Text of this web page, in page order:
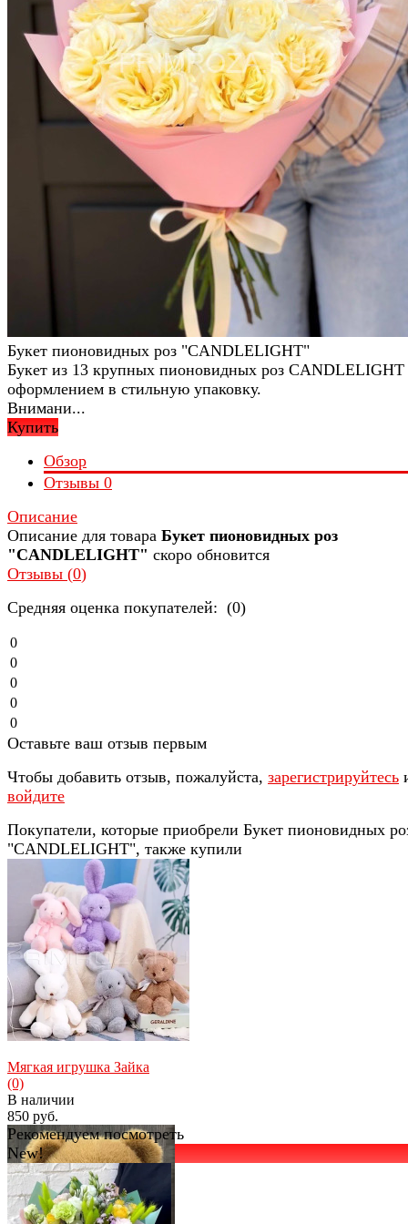
Букет пионовидных роз "CANDLELIGHT"
Букет из 13 крупных пионовидных роз CANDLELIGHT
оформлением в стильную упаковку.
Внимани...
Купить
Обзор
Отзывы 0
Описание
Описание для товара Букет пионовидных роз
"CANDLELIGHT" скоро обновится
Отзывы (0)
Средняя оценка покупателей: (0)
0
0
0
0
0
Оставьте ваш отзыв первым
Чтобы добавить отзыв, пожалуйста, зарегистрируйтесь
войдите
Покупатели, которые приобрели Букет пионовидных
"CANDLELIGHT", также купили
Мягкая игрушка Зайка
(0)
В наличии
850 руб.
Рекомендуем посмотреть
New!